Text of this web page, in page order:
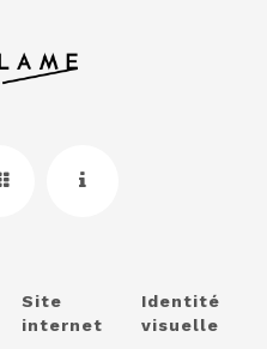
Site
internet
Identité
visuelle